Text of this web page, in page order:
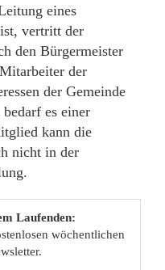
eines
vertritt der
den Bürgermeister
der
der Gemeinde
bedarf es einer
kann die
nicht in der
Laufenden:
wöchentlichen